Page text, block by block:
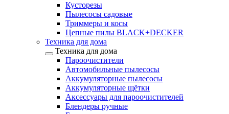
Кусторезы
Пылесосы садовые
Триммеры и косы
Цепные пилы BLACK+DECKER
Техника для дома
Техника для дома
Пароочистители
Автомобильные пылесосы
Аккумуляторные пылесосы
Аккумуляторные щётки
Аксессуары для пароочистителей
Блендеры ручные